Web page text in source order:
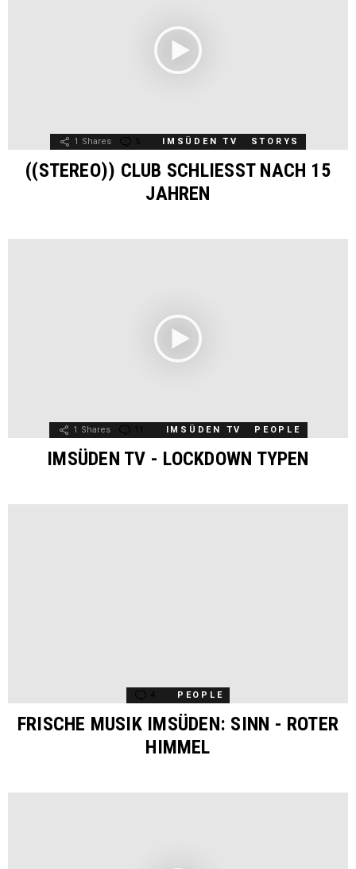
1 Shares 5 Comments
IMSÜDEN TV STORYS
((STEREO)) CLUB SCHLIESST NACH 15 J
AHREN
1 Shares 11 Comments
IMSÜDEN TV PEOPLE
IMSÜDEN TV - LOCKDOWN TYPEN
4 Comments
PEOPLE
FRISCHE MUSIK IMSÜDEN: SINN - ROTER
HIMMEL